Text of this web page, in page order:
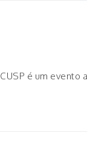
é um